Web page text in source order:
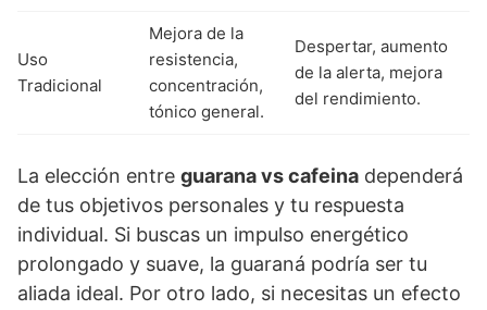
Uso
Tradicional
Mejora de la
resistencia,
concentración,
tónico general.
Despertar, aumento
de la alerta, mejora
del rendimiento.
La elección entre guarana vs cafeina dependerá
de tus objetivos personales y tu respuesta
individual. Si buscas un impulso energético
prolongado y suave, la guaraná podría ser tu
aliada ideal. Por otro lado, si necesitas un efecto